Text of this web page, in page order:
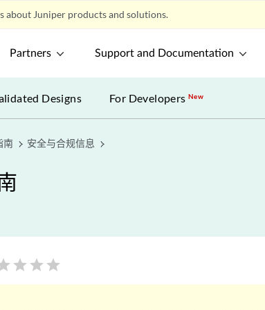
about Juniper products and solutions.
Partners Support and Documentation
Designs For DevelopersNew
南 安全与合规信息
star star star